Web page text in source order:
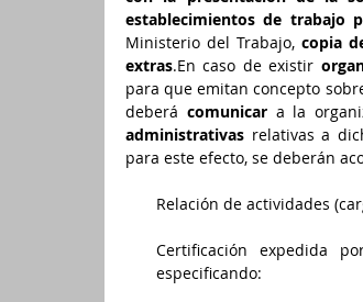
establecimientos de trabajo
Ministerio del Trabajo, copia
extras.En caso de existir
para que emitan concepto
deberá comunicar a la
administrativas relativas a
para este efecto, se deberán
Relación de actividades
Certificación expedida
especificando: